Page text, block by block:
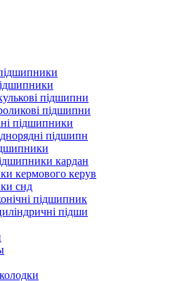
підшипни
підшипни
підшипники
підшипн
кардан
кермового керув
снд
підшипник
підши